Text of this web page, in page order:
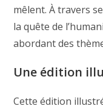
mêlent. À travers
la quête de
abordant des
Une édition
Cette édition